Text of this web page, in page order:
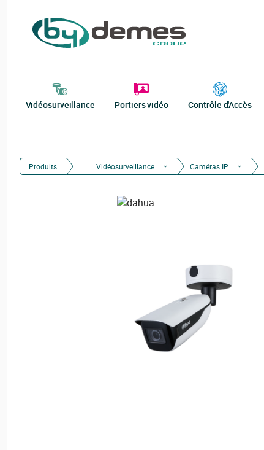
Vidéosurveillance Portiers vidéo Contrôle d'Accès
Produits Vidéosurveillance Caméras IP